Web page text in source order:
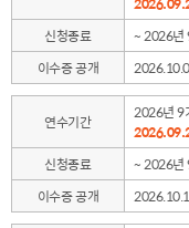
신청종료
~ 2026년
이수증 공개
연수기간
2026년 9
신청종료
~ 2026년
이수증 공개